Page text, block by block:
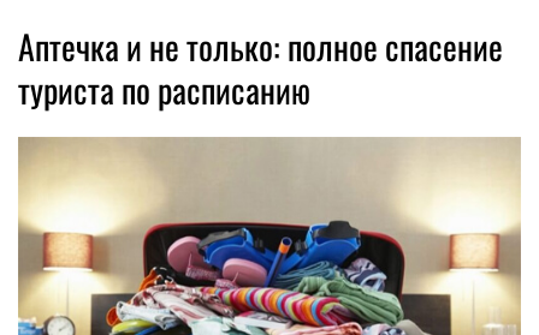
Аптечка и не только: полное спасение
туриста по расписанию